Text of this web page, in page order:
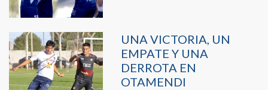
UNA VICTORIA, UN
EMPATE Y UNA
DERROTA EN
OTAMENDI